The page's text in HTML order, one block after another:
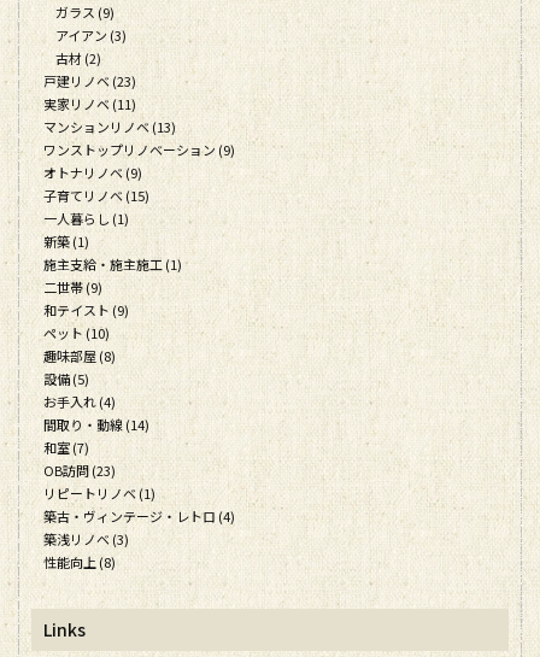
ガラス (9)
アイアン (3)
古材 (2)
戸建リノベ (23)
実家リノベ (11)
マンションリノベ (13)
ワンストップリノベーション (9)
オトナリノベ (9)
子育てリノベ (15)
一人暮らし (1)
新築 (1)
施主支給・施主施工 (1)
二世帯 (9)
和テイスト (9)
ペット (10)
趣味部屋 (8)
設備 (5)
お手入れ (4)
間取り・動線 (14)
和室 (7)
OB訪問 (23)
リピートリノベ (1)
築古・ヴィンテージ・レトロ (4)
築浅リノベ (3)
性能向上 (8)
Links